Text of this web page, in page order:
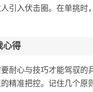
引入伏击圈。在单挑
心得
耐心与技巧才能驾驭
精准把控。记住几个